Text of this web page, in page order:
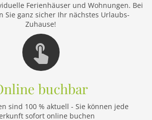
Ferienhäuser und Wohnungen. Bei
Sie ganz sicher Ihr nächstes Urlaubs-
Zuhause!
buchbar
sind 100 % aktuell - Sie können jede
sofort online buchen